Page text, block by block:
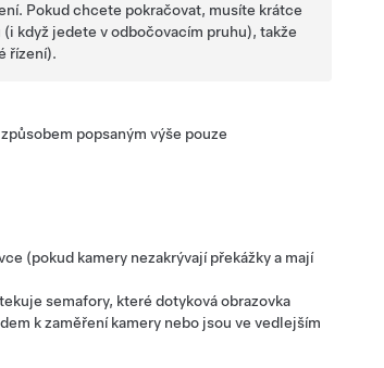
Pokud chcete pokračovat, musíte krátce
když jedete v odbočovacím pruhu), takže
řízení).
popsaným výše pouze
(pokud kamery nezakrývají překážky a mají
semafory, které dotyková obrazovka
k zaměření kamery nebo jsou ve vedlejším